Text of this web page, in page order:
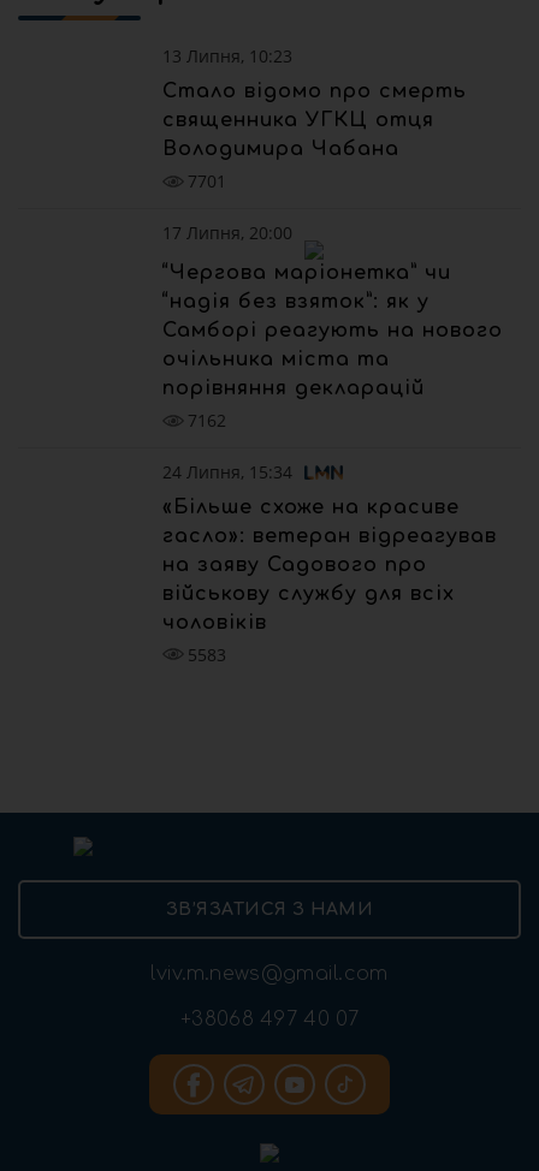
13 Липня, 10:23
Стало відомо про смерть
священника УГКЦ отця
Володимира Чабана
7701
17 Липня, 20:00
“Чергова маріонетка” чи
“надія без взяток”: як у
Самборі реагують на нового
очільника міста та
порівняння декларацій
7162
24 Липня, 15:34
«Більше схоже на красиве
гасло»: ветеран відреагував
на заяву Садового про
військову службу для всіх
чоловіків
5583
ЗВ’ЯЗАТИСЯ З НАМИ
lviv.m.news@gmail.com
+38068 497 40 07